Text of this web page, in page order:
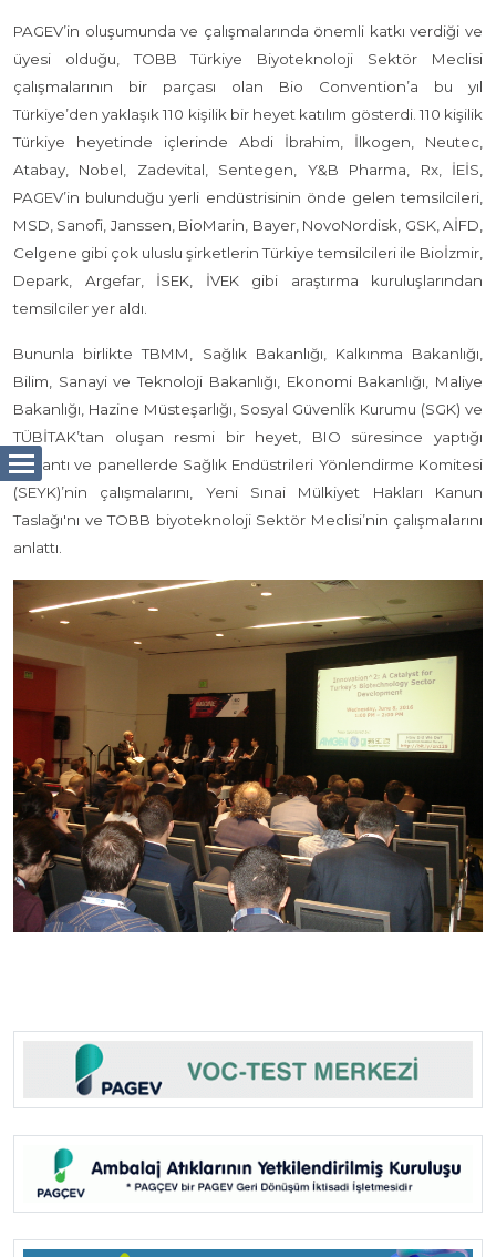
PAGEV’in oluşumunda ve çalışmalarında önemli katkı verdiği ve
üyesi olduğu, TOBB Türkiye Biyoteknoloji Sektör Meclisi
çalışmalarının bir parçası olan Bio Convention’a bu yıl
Türkiye’den yaklaşık 110 kişilik bir heyet katılım gösterdi. 110 kişilik
Türkiye heyetinde içlerinde Abdi İbrahim, İlkogen, Neutec,
Atabay, Nobel, Zadevital, Sentegen, Y&B Pharma, Rx, İEİS,
PAGEV’in bulunduğu yerli endüstrisinin önde gelen temsilcileri,
MSD, Sanofi, Janssen, BioMarin, Bayer, NovoNordisk, GSK, AİFD,
Celgene gibi çok uluslu şirketlerin Türkiye temsilcileri ile Bioİzmir,
Depark, Argefar, İSEK, İVEK gibi araştırma kuruluşlarından
temsilciler yer aldı.
Bununla birlikte TBMM, Sağlık Bakanlığı, Kalkınma Bakanlığı,
Bilim, Sanayi ve Teknoloji Bakanlığı, Ekonomi Bakanlığı, Maliye
Bakanlığı, Hazine Müsteşarlığı, Sosyal Güvenlik Kurumu (SGK) ve
TÜBİTAK’tan oluşan resmi bir heyet, BIO süresince yaptığı
toplantı ve panellerde Sağlık Endüstrileri Yönlendirme Komitesi
(SEYK)’nin çalışmalarını, Yeni Sınai Mülkiyet Hakları Kanun
Taslağı'nı ve TOBB biyoteknoloji Sektör Meclisi’nin çalışmalarını
anlattı.